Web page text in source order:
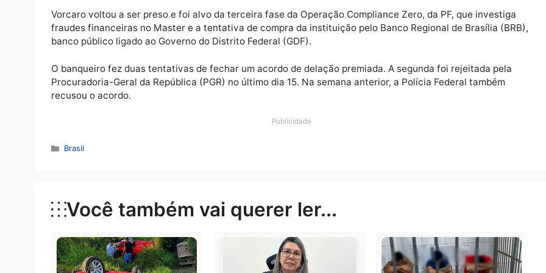
ocultação, blindagem ou deslocamento patrimonial”.
“No que concerne ao pedido para substituição de prisão preventiva do requerente pelo regime de
domiciliar, indefiro-o, de plano, ante a ausência de novos elementos capazes de afastar a motivação
exaustivamente apresentada no bojo da decisão monocraticamente proferida”, afirmou.
fraudes financeiras no Master e a tentativa de compra da instituição pelo Banco Regional de
Procuradoria-Geral da República (PGR) no último dia 15. Na semana anterior, a Polícia Federal
Publicidade